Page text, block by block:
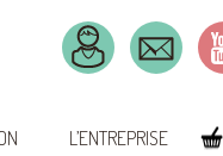
L’ENTREPRISE